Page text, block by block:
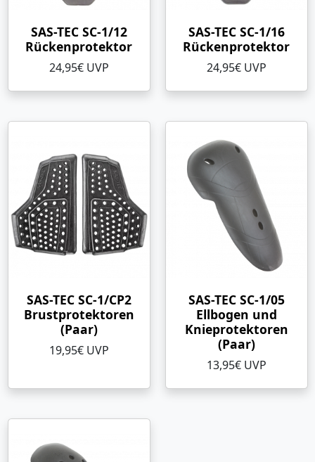
SAS-TEC SC-1/12
Rückenprotektor
24,95€ UVP
SAS-TEC SC-1/16
Rückenprotektor
24,95€ UVP
SAS-TEC SC-1/CP2
Brustprotektoren
(Paar)
19,95€ UVP
SAS-TEC SC-1/05
Ellbogen und
Knieprotektoren
(Paar)
13,95€ UVP